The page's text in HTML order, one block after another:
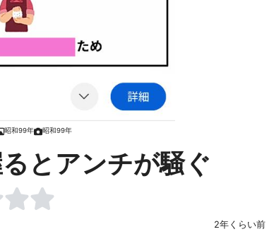
昭和99年 昭和99年
とアンチが騒ぐ
2年くらい前